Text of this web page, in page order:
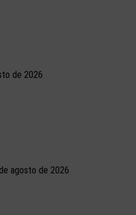
de 2026
agosto de 2026